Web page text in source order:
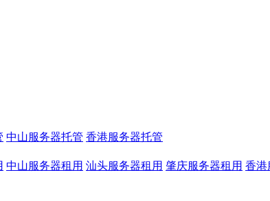
中山服务器托管 香港服务器托管
中山服务器租用 汕头服务器租用 肇庆服务器租用 香港